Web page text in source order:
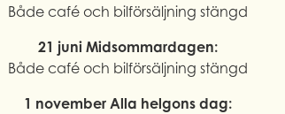
Både café och bilförsäljning stängd
21 juni Midsommardagen:
Både café och bilförsäljning stängd
1 november Alla helgons dag: